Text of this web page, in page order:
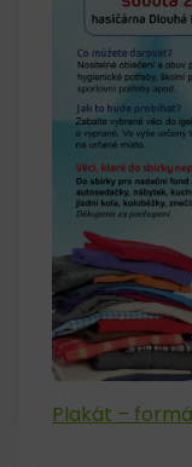
Plakát –